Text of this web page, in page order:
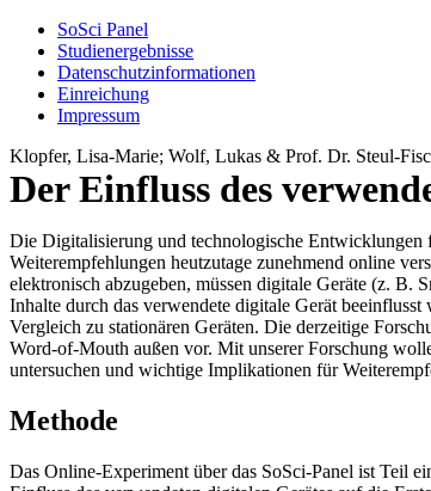
SoSci Panel
Studienergebnisse
Datenschutzinformationen
Einreichung
Impressum
Klopfer, Lisa-Marie; Wolf, Lukas & Prof. Dr. Steul-
Der Einfluss des
Die Digitalisierung und technologische Entwicklungen
Weiterempfehlungen heutzutage zunehmend online
elektronisch abzugeben, müssen digitale Geräte (z. B.
Inhalte durch das verwendete digitale Gerät
Vergleich zu stationären Geräten. Die derzeitige
Word-of-Mouth außen vor. Mit unserer Forschung
untersuchen und wichtige Implikationen für
Methode
Das Online-Experiment über das SoSci-Panel ist Teil